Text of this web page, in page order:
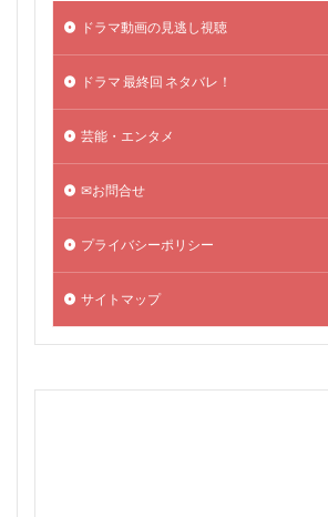
ドラマ動画の見逃し視聴
ドラマ 最終回 ネタバレ！
芸能・エンタメ
✉お問合せ
プライバシーポリシー
サイトマップ